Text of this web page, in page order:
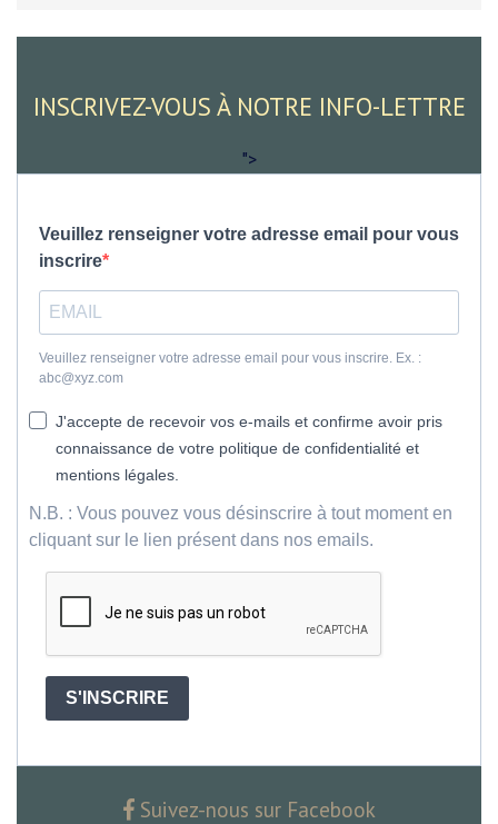
INSCRIVEZ-VOUS À NOTRE INFO-LETTRE
">
Veuillez renseigner votre adresse email pour vous
inscrire
Veuillez renseigner votre adresse email pour vous inscrire. Ex. :
abc@xyz.com
J'accepte de recevoir vos e-mails et confirme avoir pris
connaissance de votre politique de confidentialité et
mentions légales.
N.B. : Vous pouvez vous désinscrire à tout moment en
cliquant sur le lien présent dans nos emails.
S'INSCRIRE
Suivez-nous sur Facebook